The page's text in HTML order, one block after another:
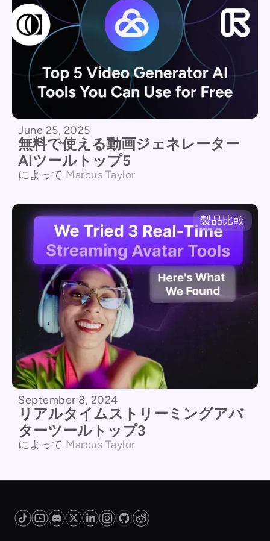
June 25, 2025
無料で使える動画ジェネレーター
AIツールトップ5
によって Marcus Taylor
製品比較
September 8, 2024
リアルタイムストリーミングアバ
ターツールトップ3
によって Marcus Taylor